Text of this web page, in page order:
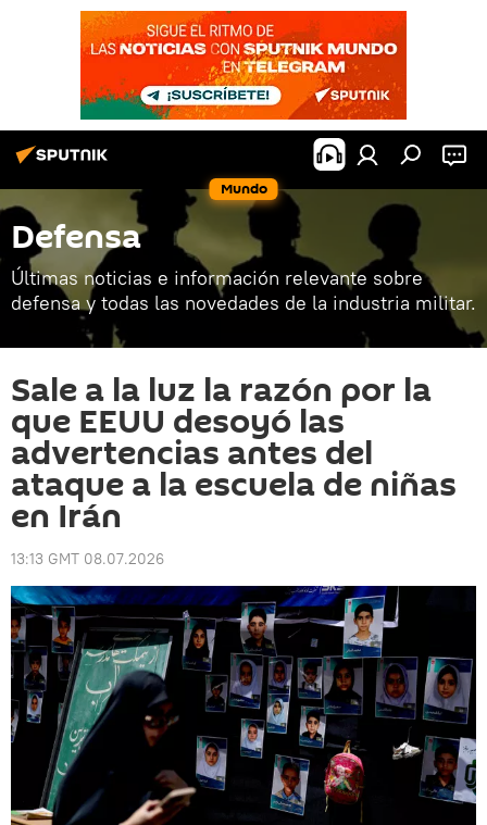
Mundo
Defensa
Últimas noticias e información relevante sobre
defensa y todas las novedades de la industria militar.
Sale a la luz la razón por la
que EEUU desoyó las
advertencias antes del
ataque a la escuela de niñas
en Irán
13:13 GMT 08.07.2026